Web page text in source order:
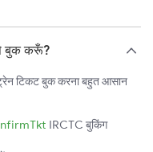
बुक करूँ?
टिकट बुक करना बहुत आसान
IRCTC बुकिंग